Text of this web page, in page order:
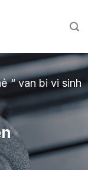
“ van bi vi sinh